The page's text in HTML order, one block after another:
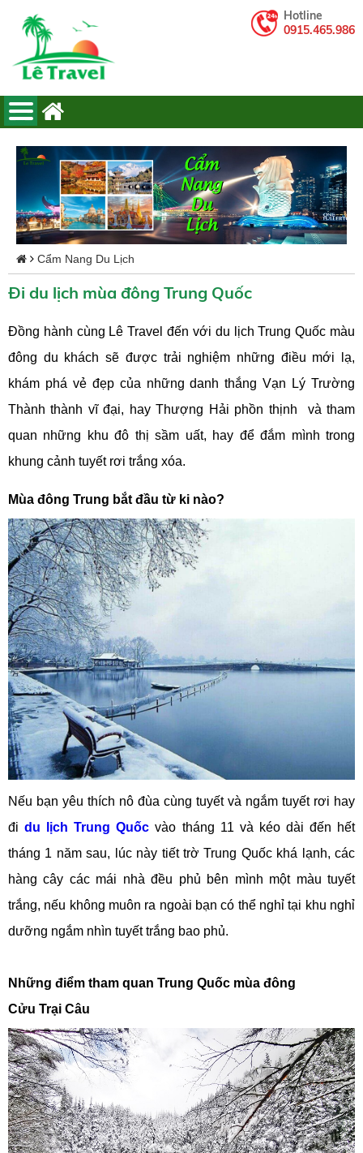
Hotline
0915.465.986
Cẩm Nang Du Lịch
Đi du lịch mùa đông Trung Quốc
Đồng hành cùng Lê Travel đến với du lịch Trung Quốc màu
đông du khách sẽ được trải nghiệm những điều mới lạ,
khám phá vẻ đẹp của những danh thắng Vạn Lý Trường
Thành thành vĩ đại, hay Thượng Hải phồn thịnh và tham
quan những khu đô thị sầm uất, hay để đắm mình trong
khung cảnh tuyết rơi trắng xóa.
Mùa đông Trung bắt đầu từ ki nào?
Nếu bạn yêu thích nô đùa cùng tuyết và ngắm tuyết rơi hay
đidu lịch Trung Quốc vào tháng 11 và kéo dài đến hết
tháng 1 năm sau, lúc này tiết trờ Trung Quốc khá lạnh, các
hàng cây các mái nhà đều phủ bên mình một màu tuyết
trắng, nếu không muôn ra ngoài bạn có thể nghỉ tại khu nghỉ
dưỡng ngắm nhìn tuyết trắng bao phủ.
Những điểm tham quan Trung Quốc mùa đông
Cửu Trại Câu